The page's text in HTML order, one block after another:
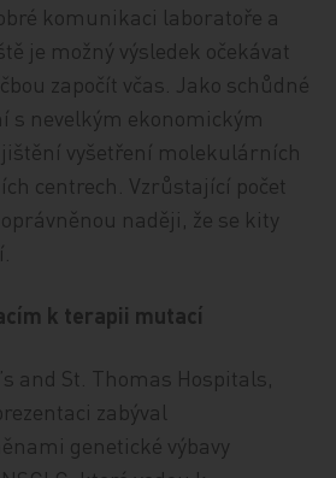
komunikaci laboratoře a
je možný výsledek očekávat
započít včas. Jako schůdné
s nevelkým ekonomickým
vyšetření molekulárních
centrech. Vzrůstající počet
naději, že se kity
k terapii mutací
and St. Thomas Hospitals,
zabýval
genetické výbavy